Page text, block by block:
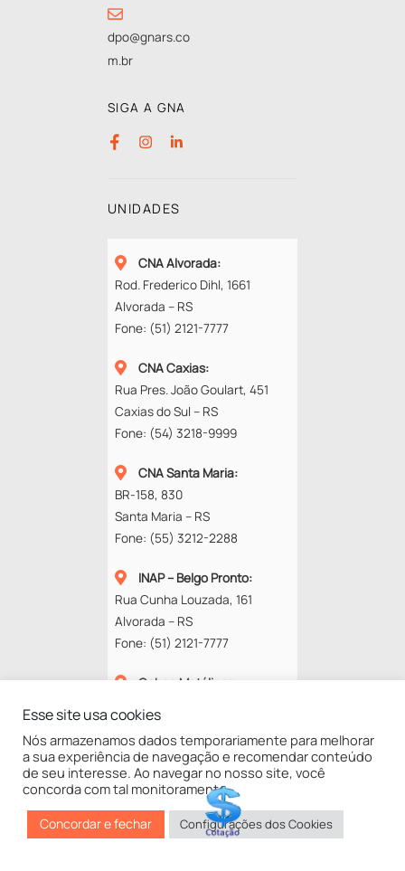
dpo@gnars.co
m.br
SIGA A GNA
UNIDADES
CNA Alvorada:
Rod. Frederico Dihl, 1661
Alvorada – RS
Fone: (51) 2121-7777
CNA Caxias:
Rua Pres. João Goulart, 451
Caxias do Sul – RS
Fone: (54) 3218-9999
CNA Santa Maria:
BR-158, 830
Santa Maria – RS
Fone: (55) 3212-2288
INAP – Belgo Pronto:
Rua Cunha Louzada, 161
Alvorada – RS
Fone: (51) 2121-7777
Cobec Metálicos
94834-670 – Alvorada – RS
Fone:(51) 3453-4272
©GNA2025
Esse site usa cookies
Nós armazenamos dados temporariamente para melhorar
a sua experiência de navegação e recomendar conteúdo
de seu interesse. Ao navegar no nosso site, você
concorda com tal monitoramento.
Concordar e fechar Configurações dos Cookies